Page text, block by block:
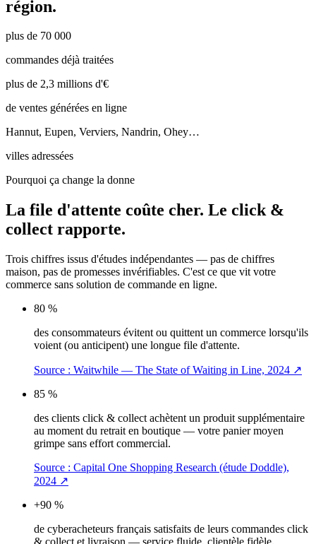
région.
plus de 70 000
commandes déjà traitées
plus de 2,3 millions d'€
de ventes générées en ligne
Hannut, Eupen, Verviers, Nandrin, Ohey…
villes adressées
Pourquoi ça change la donne
La file d'attente coûte cher. Le click &
collect rapporte.
Trois chiffres issus d'études indépendantes — pas de chiffres
maison, pas de promesses invérifiables. C'est ce que vit votre
commerce sans solution de commande en ligne.
80 %
des consommateurs évitent ou quittent un commerce lorsqu'ils
voient (ou anticipent) une longue file d'attente.
Source : Waitwhile — The State of Waiting in Line, 2024 ↗
85 %
des clients click & collect achètent un produit supplémentaire
au moment du retrait en boutique — votre panier moyen
grimpe sans effort commercial.
Source : Capital One Shopping Research (étude Doddle),
2024 ↗
+90 %
de cyberacheteurs français satisfaits de leurs commandes click